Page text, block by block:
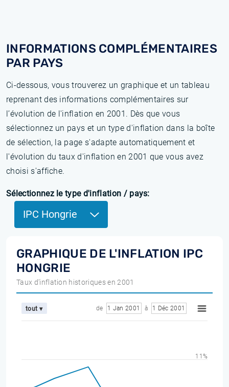
INFORMATIONS COMPLÉMENTAIRES
PAR PAYS
Ci-dessous, vous trouverez un graphique et un tableau
reprenant des informations complémentaires sur
l’évolution de l'inflation en 2001. Dès que vous
sélectionnez un pays et un type d'inflation dans la boîte
de sélection, la page s'adapte automatiquement et
l'évolution du taux d'inflation en 2001 que vous avez
choisi s'affiche.
Sélectionnez le type d'inflation / pays:
IPC Hongrie
GRAPHIQUE DE L'INFLATION IPC
HONGRIE
Taux d'inflation historiques en 2001
tout ▾ de 1 Jan 2001 à 1 Déc 2001
11%